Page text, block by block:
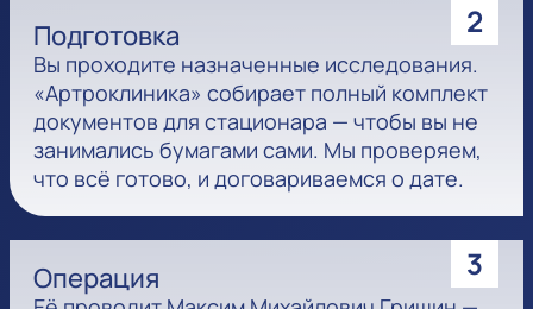
2
Подготовка
Вы проходите назначенные исследования.
«Артроклиника» собирает полный комплект
документов для стационара — чтобы вы не
занимались бумагами сами. Мы проверяем,
что всё готово, и договариваемся о дате.
3
Операция